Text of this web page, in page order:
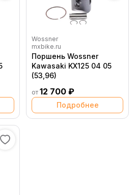
Wossner
mxbike.ru
Поршень Wossner
Kawasaki KX125 04 05
(53,96)
от 12 700 ₽
Подробнее